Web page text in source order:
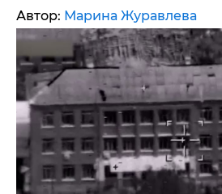
Автор: Марина Журавлева